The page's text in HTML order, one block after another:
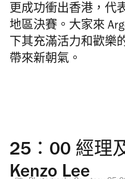
更成功衝出香港，代
地區決賽。大家來
下其充滿活力和歡樂
帶來新朝氣。
25：00 經理
Kenzo Lee